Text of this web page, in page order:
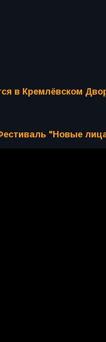
в Кремлёвском
"Новые